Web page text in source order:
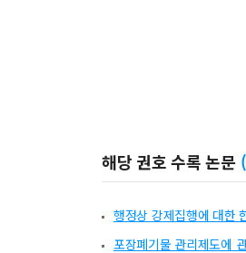
해당 권호 수록 논문 (
행정상 강제집행에 대한
포장폐기물 관리제도에